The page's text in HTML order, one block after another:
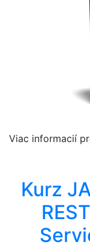
Viac informacií
Kurz